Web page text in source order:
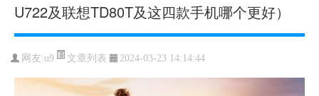
U722及联想TD80T及这四款手机哪个更好）
网友:u9 文章列表 2024-03-23 14:14:44